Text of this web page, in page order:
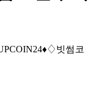
빗썸코